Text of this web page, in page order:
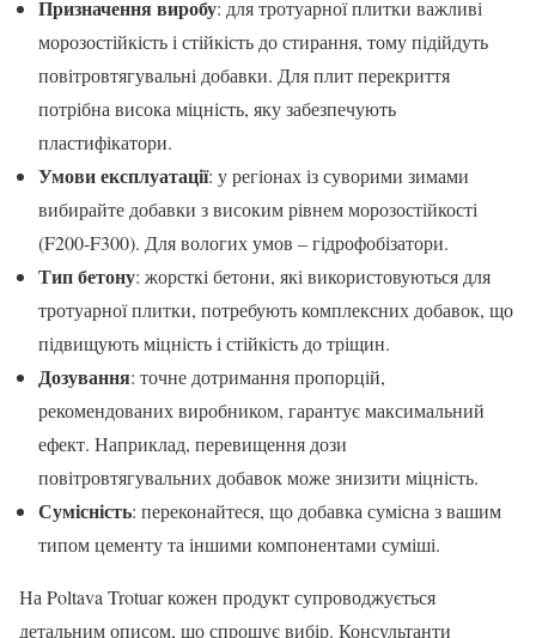
Призначення виробу: для тротуарної плитки важливі
морозостійкість і стійкість до стирання, тому підійдуть
повітровтягувальні добавки. Для плит перекриття
потрібна висока міцність, яку забезпечують
пластифікатори.
Умови експлуатації: у регіонах із суворими зимами
вибирайте добавки з високим рівнем морозостійкості
(F200-F300). Для вологих умов – гідрофобізатори.
Тип бетону: жорсткі бетони, які використовуються для
тротуарної плитки, потребують комплексних добавок, що
підвищують міцність і стійкість до тріщин.
Дозування: точне дотримання пропорцій,
рекомендованих виробником, гарантує максимальний
ефект. Наприклад, перевищення дози
повітровтягувальних добавок може знизити міцність.
Сумісність: переконайтеся, що добавка сумісна з вашим
типом цементу та іншими компонентами суміші.
На Poltava Trotuar кожен продукт супроводжується
детальним описом, що спрощує вибір. Консультанти